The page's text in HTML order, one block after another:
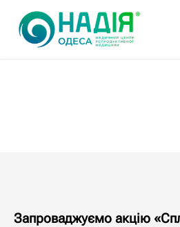
Запроваджуємо акцію